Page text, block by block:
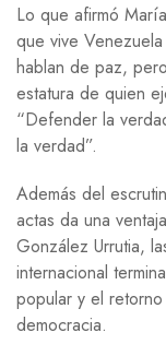
Lo que afirmó
que vive
hablan de paz,
estatura de quien
“Defender la
la verdad”.
Además del
actas da una
González Urrutia,
internacional
popular y el
democracia.